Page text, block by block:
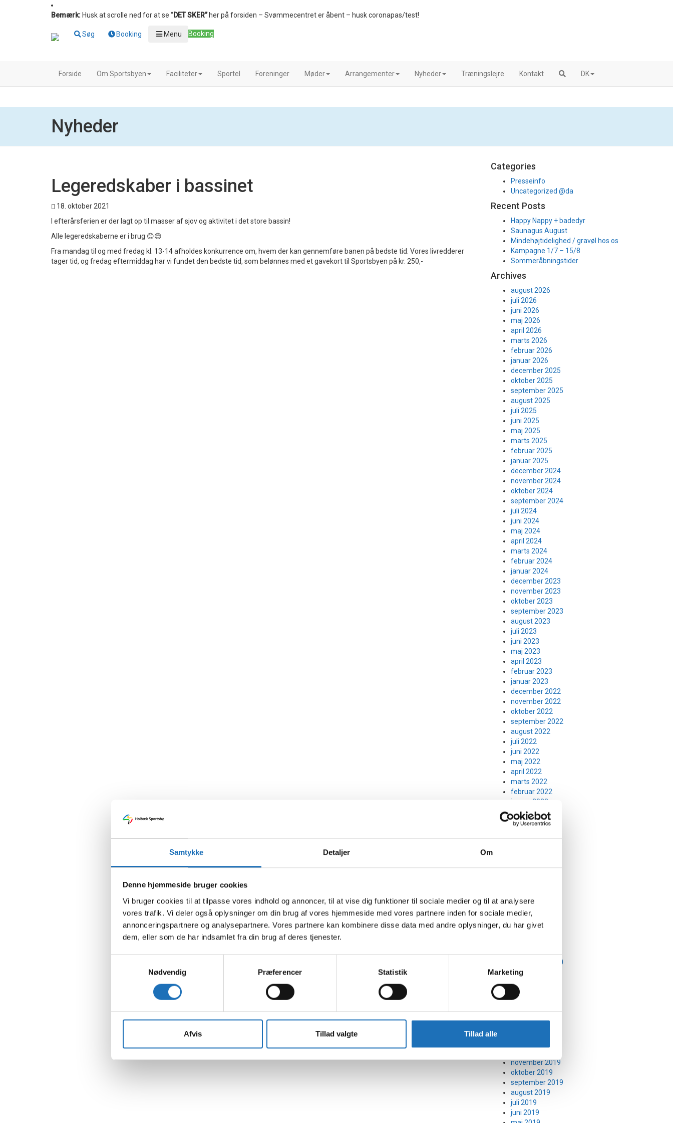
Samtykke Detaljer Om
Denne hjemmeside bruger cookies
Vi bruger cookies til at tilpasse vores indhold og annoncer, til at vise dig funktioner til sociale medier og til at analysere
vores trafik. Vi deler også oplysninger om din brug af vores hjemmeside med vores partnere inden for sociale medier,
annonceringspartnere og analysepartnere. Vores partnere kan kombinere disse data med andre oplysninger, du har givet
dem, eller som de har indsamlet fra din brug af deres tjenester.
Nødvendig
Præferencer Statistik Marketing
Afvis Tillad valgte Tillad alle
Bemærk: Husk at scrolle ned for at se “DET SKER”her på forsiden – Svømmecentret er åbent – husk coronapas/test!
Søg Booking Menu Booking
Forside Om Sportsbyen Faciliteter Sportel Foreninger Møder Arrangementer Nyheder Træningslejre Kontakt DK
Nyheder
Legeredskaber i bassinet
18. oktober 2021
I efterårsferien er der lagt op til masser af sjov og aktivitet i det store bassin!
Alle legeredskaberne er i brug 😊😊
Fra mandag til og med fredag kl. 13-14 afholdes konkurrence om, hvem der kan gennemføre banen på bedste tid. Vores livredderer
tager tid, og fredag eftermiddag har vi fundet den bedste tid, som belønnes med et gavekort til Sportsbyen på kr. 250,-
Categories
Presseinfo
Uncategorized @da
Recent Posts
Happy Nappy + badedyr
Saunagus August
Mindehøjtidelighed / gravøl hos os
Kampagne 1/7 – 15/8
Sommeråbningstider
Archives
august 2026
juli 2026
juni 2026
maj 2026
april 2026
marts 2026
februar 2026
januar 2026
december 2025
oktober 2025
september 2025
august 2025
juli 2025
juni 2025
maj 2025
marts 2025
februar 2025
januar 2025
december 2024
november 2024
oktober 2024
september 2024
juli 2024
juni 2024
maj 2024
april 2024
marts 2024
februar 2024
januar 2024
december 2023
november 2023
oktober 2023
september 2023
august 2023
juli 2023
juni 2023
maj 2023
april 2023
februar 2023
januar 2023
december 2022
november 2022
oktober 2022
september 2022
august 2022
juli 2022
juni 2022
maj 2022
april 2022
marts 2022
februar 2022
januar 2022
december 2021
november 2021
marts 2021
februar 2021
januar 2021
december 2020
september 2020
august 2020
juli 2020
juni 2020
maj 2020
april 2020
marts 2020
november 2019
oktober 2019
september 2019
august 2019
juli 2019
juni 2019